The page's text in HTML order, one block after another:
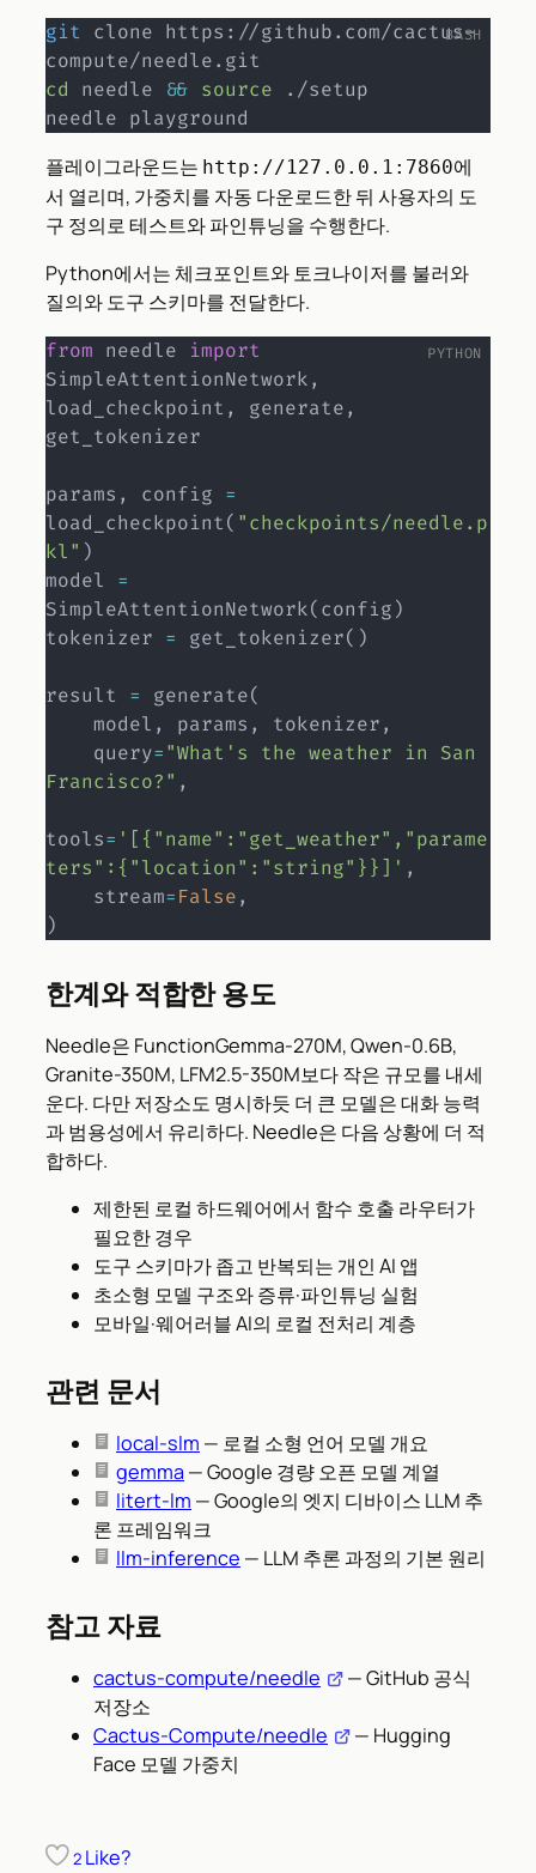
git clone https://github.com/cactus-
cd needle && source ./setup
needle playground
플레이그라운드는 http://127.0.0.1:7860에
서 열리며, 가중치를 자동 다운로드한 뒤 사용자의 도
구 정의로 테스트와 파인튜닝을 수행한다.
Python에서는 체크포인트와 토크나이저를 불러와
질의와 도구 스키마를 전달한다.
from needle import
SimpleAttentionNetwork,
load_checkpoint , generate,
get_tokenizer
params , config =
load_checkpoint( "checkpoints/needle.p
kl" )
model =
SimpleAttentionNetwork(config)
tokenizer = get_tokenizer( )
result = generate(
    model
, params , tokenizer,
    query
="What's the weather in San
Francisco?" ,
tools= '[{"name":"get_weather","parame
ters":{"location":"string"}}]' ,
    stream
=False,
)
한계와 적합한 용도
Needle은 FunctionGemma-270M, Qwen-0.6B,
Granite-350M, LFM2.5-350M보다 작은 규모를 내세
운다. 다만 저장소도 명시하듯 더 큰 모델은 대화 능력
과 범용성에서 유리하다. Needle은 다음 상황에 더 적
합하다.
제한된 로컬 하드웨어에서 함수 호출 라우터가
필요한 경우
도구 스키마가 좁고 반복되는 개인 AI 앱
초소형 모델 구조와 증류·파인튜닝 실험
모바일·웨어러블 AI의 로컬 전처리 계층
관련 문서
local-slm — 로컬 소형 언어 모델 개요
gemma — Google 경량 오픈 모델 계열
litert-lm — Google의 엣지 디바이스 LLM 추
론 프레임워크
llm-inference — LLM 추론 과정의 기본 원리
참고 자료
cactus-compute/needle
— GitHub 공식
저장소
Cactus-Compute/needle
— Hugging
Face 모델 가중치
2 Like?